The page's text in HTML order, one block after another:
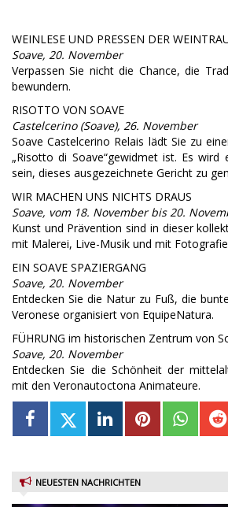
WEINLESE UND PRESSEN DER
Soave, 20. November
Verpassen Sie nicht die Chance, die
bewundern.
RISOTTO VON SOAVE
Castelcerino (Soave), 26. November
Soave Castelcerino Relais lädt Sie zu
„Risotto di Soave“gewidmet ist. Es wird
sein, dieses ausgezeichnete Gericht zu
WIR MACHEN UNS NICHTS DRAUS
Soave, vom 18. November bis 20.
Kunst und Prävention sind in dieser
mit Malerei, Live-Musik und mit
EIN SOAVE SPAZIERGANG
Soave, 20. November
Entdecken Sie die Natur zu Fuß, die
Veronese organisiert von EquipeNatura.
FÜHRUNG im historischen Zentrum von
Soave, 20. November
Entdecken Sie die Schönheit der
mit den Veronautoctona Animateure.
NEUESTEN NACHRICHTEN